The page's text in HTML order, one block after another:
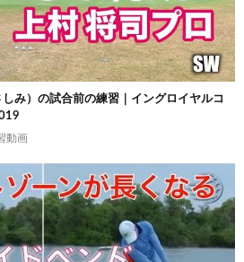
み）の試合前の練習｜イングロイヤルコ
動画